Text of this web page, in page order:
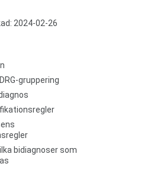
2024-02-26
gruppering
bidiagnoser som